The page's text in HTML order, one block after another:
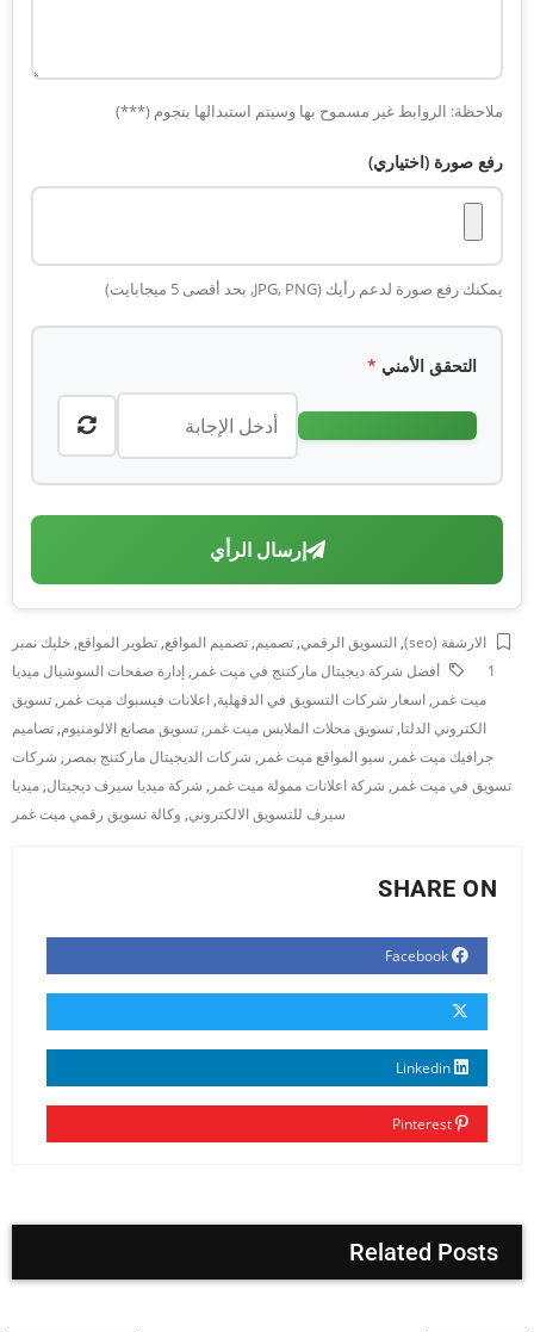
ملاحظة: الروابط غير مسموح بها وسيتم استبدالها بنجوم (***)
رفع صورة (اختياري)
يمكنك رفع صورة لدعم رأيك (JPG, PNG, بحد أقصى 5 ميجابايت)
التحقق الأمني *
إرسال الرأي
الارشفة (seo) , التسويق الرقمي, تصميم, تصميم المواقع, تطوير المواقع, خليك نمبر
1
أفضل شركة ديجيتال ماركتنج في ميت غمر , إدارة صفحات السوشيال ميديا
ميت غمر , اسعار شركات التسويق في الدقهلية, اعلانات فيسبوك ميت غمر , تسويق
الكتروني الدلتا, تسويق محلات الملابس ميت غمر , تسويق مصانع الالومنيوم, تصاميم
جرافيك ميت غمر , سيو المواقع ميت غمر , شركات الديجيتال ماركتنج بمصر , شركات
تسويق في ميت غمر , شركة اعلانات ممولة ميت غمر , شركة ميديا سيرف ديجيتال, ميديا
سيرف للتسويق الالكتروني, وكالة تسويق رقمي ميت غمر
SHARE ON
Related Posts